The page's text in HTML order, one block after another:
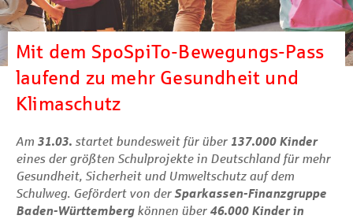
Mit dem SpoSpiTo-Bewegungs-Pass
laufend zu mehr Gesundheit und
Klimaschutz
Am 31.03. startet bundesweit für über 137.000 Kinder
eines der größten Schulprojekte in Deutschland für mehr
Gesundheit, Sicherheit und Umweltschutz auf dem
Schulweg. Gefördert von der Sparkassen-Finanzgruppe
Baden-Württembergkönnen über 46.000 Kinder in